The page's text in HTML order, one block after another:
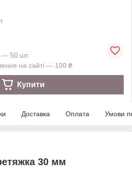
— 50 шт.
на сайті — 100 ₴
Купити
Доставка Оплата Умови
30 мм